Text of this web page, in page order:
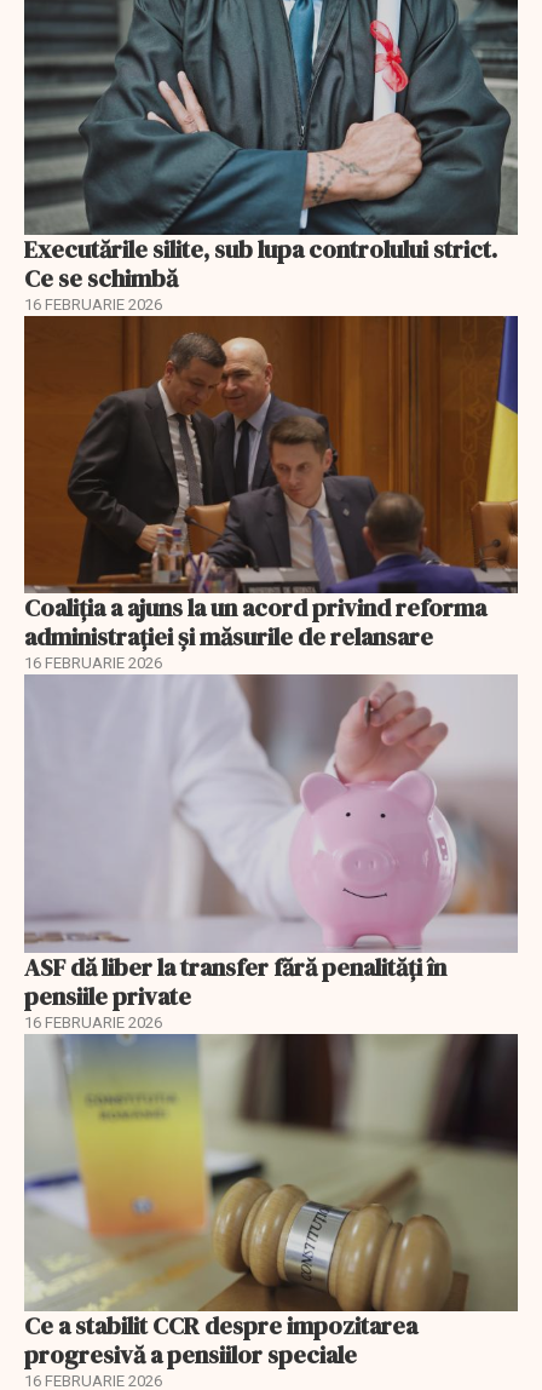
Executările silite, sub lupa controlului strict.
Ce se schimbă
16 FEBRUARIE 2026
Coaliția a ajuns la un acord privind reforma
administrației și măsurile de relansare
16 FEBRUARIE 2026
ASF dă liber la transfer fără penalități în
pensiile private
16 FEBRUARIE 2026
Ce a stabilit CCR despre impozitarea
progresivă a pensiilor speciale
16 FEBRUARIE 2026